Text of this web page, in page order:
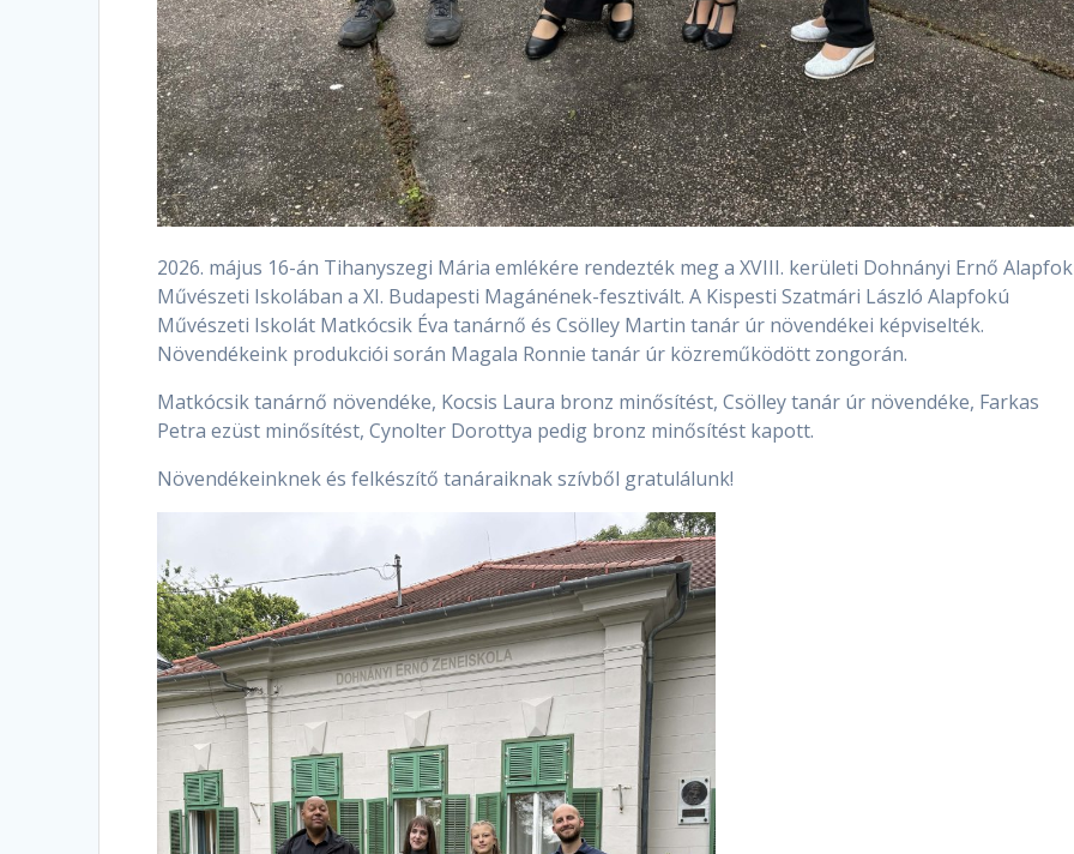
2026. május 16-án Tihanyszegi Mária emlékére rendezték meg a XVIII. kerületi Dohnányi Ernő
Művészeti Iskolában a XI. Budapesti Magánének-fesztivált. A Kispesti Szatmári László Alapfokú
Művészeti Iskolát Matkócsik Éva tanárnő és Csölley Martin tanár úr növendékei képviselték.
Növendékeink produkciói során Magala Ronnie tanár úr közreműködött zongorán.
Matkócsik tanárnő növendéke, Kocsis Laura bronz minősítést, Csölley tanár úr növendéke, Farkas
Petra ezüst minősítést, Cynolter Dorottya pedig bronz minősítést kapott.
Növendékeinknek és felkészítő tanáraiknak szívből gratulálunk!